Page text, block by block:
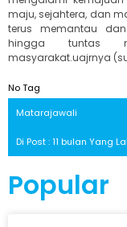
maju, sejahtera, dan
terus memantau
hingga tuntas
masyarakat.uajrnya
No Tag
Matarajawali
Di Post : 11 bulan Yang
Popular